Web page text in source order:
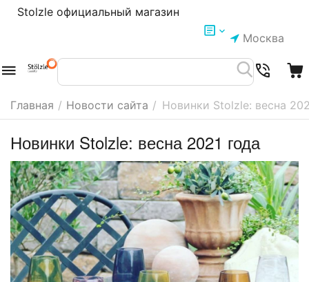
Stolzle официальный магазин
Москва
Главная / Новости сайта / Новинки Stolzle: весна
Новинки Stolzle: весна 2021 года